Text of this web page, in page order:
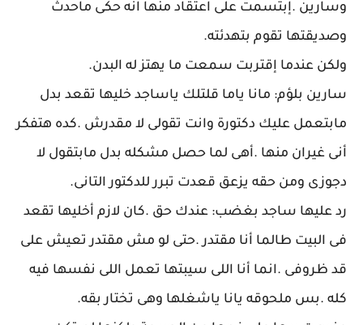
وسارين .إبتسمت على اعتقاد منها انه حكى ماحدث
وصديقتها تقوم بتهدئته.
ولكن عندما إقتربت سمعت ما يهتز له البدن.
سارين بلؤم: مانا ياما قلتلك ياساجد خليها تقعد بدل
مابتعمل عليك دكتورة وانت تقولى لا مقدرش .كده هتفكر
أنى غيران منها .أهى لما حصل مشكله بدل مابتقول لا
دجوزى ومن حقه يزعق قعدت تبرر للدكتور التانى.
رد عليها ساجد بغضب: عندك حق .كان لازم أخليها تقعد
فى البيت طالما أنا مقتدر .حتى لو مش مقتدر تعيش على
قد ظروفى .انما أنا اللى سيبتها تعمل اللى نفسها فيه
كله .بس ملحوقه يانا ياشغلها وهى تختار بقه.